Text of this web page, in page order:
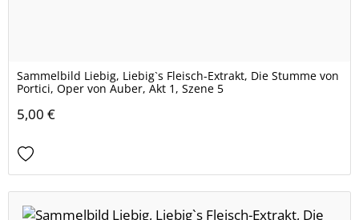
Sammelbild Liebig, Liebig`s Fleisch-Extrakt, Die Stumme von
Portici, Oper von Auber, Akt 1, Szene 5
5,00 €